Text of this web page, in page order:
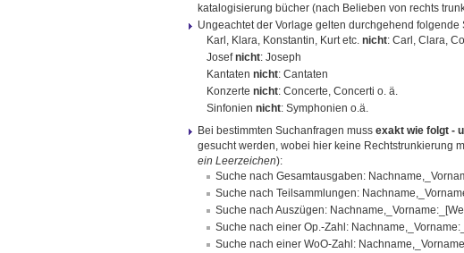
katalogisierung bücher (nach Belieben von rechts
Ungeachtet der Vorlage gelten durchgehend folgende
Karl, Klara, Konstantin, Kurt etc. nicht: Carl, Clara,
Josefnicht: Joseph
Kantaten nicht: Cantaten
Konzerte nicht: Concerte, Concerti o. ä.
Sinfonien nicht: Symphonien o.ä.
Bei bestimmten Suchanfragen muss exakt wie folgt -
gesucht werden, wobei hier keine Rechtstrunkierung
ein Leerzeichen):
Suche nach Gesamtausgaben:
Suche nach Teilsammlungen:
Suche nach Auszügen:
Suche nach einer Op.-Zahl:
Suche nach einer WoO-Zahl: